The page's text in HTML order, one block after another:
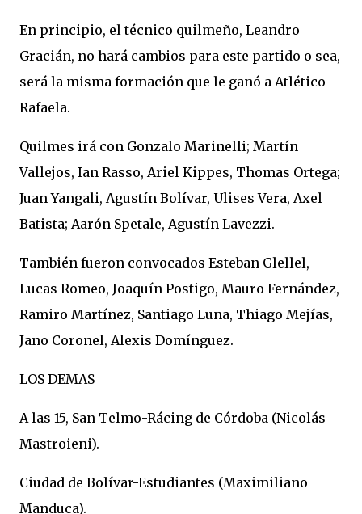
En principio, el técnico quilmeño, Leandro
Gracián, no hará cambios para este partido o sea,
será la misma formación que le ganó a Atlético
Rafaela.
Quilmes irá con Gonzalo Marinelli; Martín
Vallejos, Ian Rasso, Ariel Kippes, Thomas Ortega;
Juan Yangali, Agustín Bolívar, Ulises Vera, Axel
Batista; Aarón Spetale, Agustín Lavezzi.
También fueron convocados Esteban Glellel,
Lucas Romeo, Joaquín Postigo, Mauro Fernández,
Ramiro Martínez, Santiago Luna, Thiago Mejías,
Jano Coronel, Alexis Domínguez.
LOS DEMAS
A las 15, San Telmo-Rácing de Córdoba (Nicolás
Mastroieni).
Ciudad de Bolívar-Estudiantes (Maximiliano
Manduca).